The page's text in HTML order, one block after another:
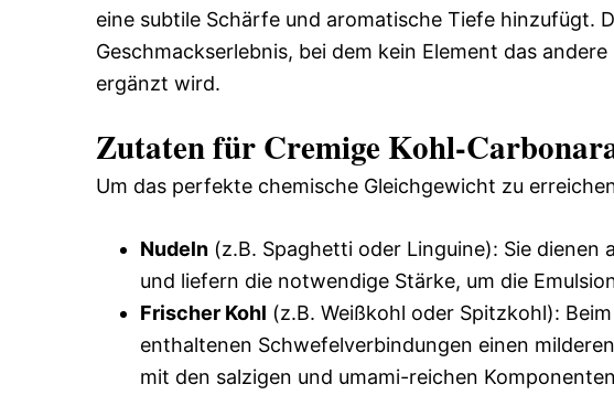
eine subtile Schärfe und aromatische Tiefe hinzufügt.
Geschmackserlebnis, bei dem kein Element das
ergänzt wird.
Zutaten für Cremige Kohl-
Um das perfekte chemische Gleichgewicht zu
Nudeln (z.B. Spaghetti oder Linguine): Sie dienen
und liefern die notwendige Stärke, um die
Frischer Kohl (z.B. Weißkohl oder Spitzkohl):
enthaltenen Schwefelverbindungen einen
mit den salzigen und umami-reichen